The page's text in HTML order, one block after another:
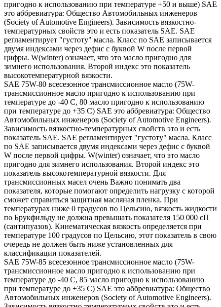
пригодно к использованию при температуре +50 и выше) SAE
это аббревиатура: Общество Автомобильных инженеров
(Society of Automotive Engineers). Зависимость вязкостно-
температурных свойств это и есть показатель SAE. SAE
регламентирует "густоту" масла. Класс по SAE записывается
двумя индексами через дефис с буквой W после первой
цифры. W(winter) означает, что это масло пригодно для
зимнего использования. Второй индекс это показатель
высокотемпературной вязкости.
SAE 75W-80 всесезонное трансмиссионное масло (75W-
трансмиссионное масло пригодно к использованию при
температуре до -40 С, 80 масло пригодно к использованию
при температуре до +35 С) SAE это аббревиатура: Общество
Автомобильных инженеров (Society of Automotive Engineers).
Зависимость вязкостно-температурных свойств это и есть
показатель SAE. SAE регламентирует "густоту" масла. Класс
по SAE записывается двумя индексами через дефис с буквой
W после первой цифры. W(winter) означает, что это масло
пригодно для зимнего использования. Второй индекс это
показатель высокотемпературной вязкости. Для
трансмиссионных масел очень Важно понимать два
показателя, которые помогают определить нагрузку с которой
сможет справиться защитная масляная пленка. При
температурах ниже 0 градусов по Цельсию, вязкость жидкости
по Брукфильду не должна превышать показателя 150 000 сП
(сантипуазов). Кинематическая вязкость определяется при
температуре 100 градусов по Цельсию, этот показатель в свою
очередь не должен быть ниже установленных для
классификации показателей.
SAE 75W-85 всесезонное трансмиссионное масло (75W-
трансмиссионное масло пригодно к использованию при
температуре до -40 С, 85 масло пригодно к использованию
при температуре до +35 С) SAE это аббревиатура: Общество
Автомобильных инженеров (Society of Automotive Engineers).